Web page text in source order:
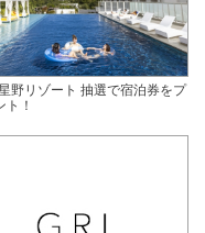
野リゾート 抽選で宿泊券をプ
ト！